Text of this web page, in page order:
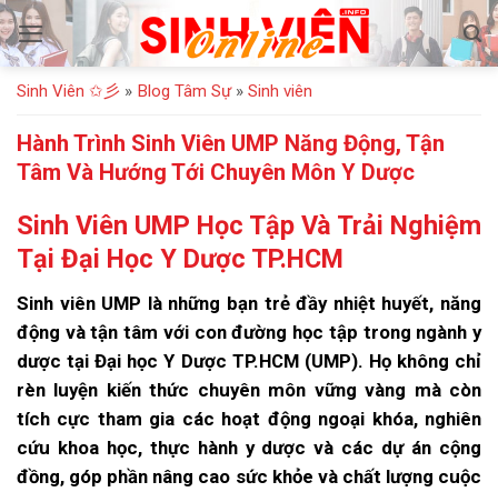
Bỏ
qua
nội
dung
Sinh Viên ✩彡 » Blog Tâm Sự» Sinh viên
Hành Trình Sinh Viên UMP Năng Động, Tận
Tâm Và Hướng Tới Chuyên Môn Y Dược
Sinh Viên UMP Học Tập Và Trải Nghiệm
Tại Đại Học Y Dược TP.HCM
Sinh viên UMP là những bạn trẻ đầy nhiệt huyết, năng
động và tận tâm với con đường học tập trong ngành y
dược tại Đại học Y Dược TP.HCM (UMP). Họ không chỉ
rèn luyện kiến thức chuyên môn vững vàng mà còn
tích cực tham gia các hoạt động ngoại khóa, nghiên
cứu khoa học, thực hành y dược và các dự án cộng
đồng, góp phần nâng cao sức khỏe và chất lượng cuộc